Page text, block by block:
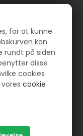
for at kunne
kan
rundt på siden
disse
cookies
vorescookie